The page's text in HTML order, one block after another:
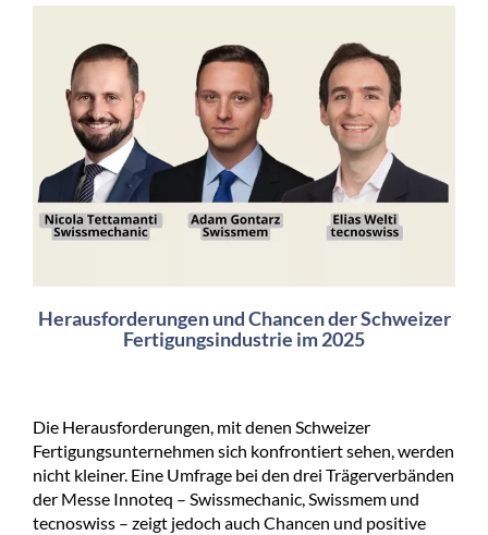
Herausforderungen und Chancen der Schweizer
Fertigungsindustrie im 2025
Die Herausforderungen, mit denen Schweizer
Fertigungsunternehmen sich konfrontiert sehen, werden
nicht kleiner. Eine Umfrage bei den drei Trägerverbänden
der Messe Innoteq – Swissmechanic, Swissmem und
tecnoswiss – zeigt jedoch auch Chancen und positive